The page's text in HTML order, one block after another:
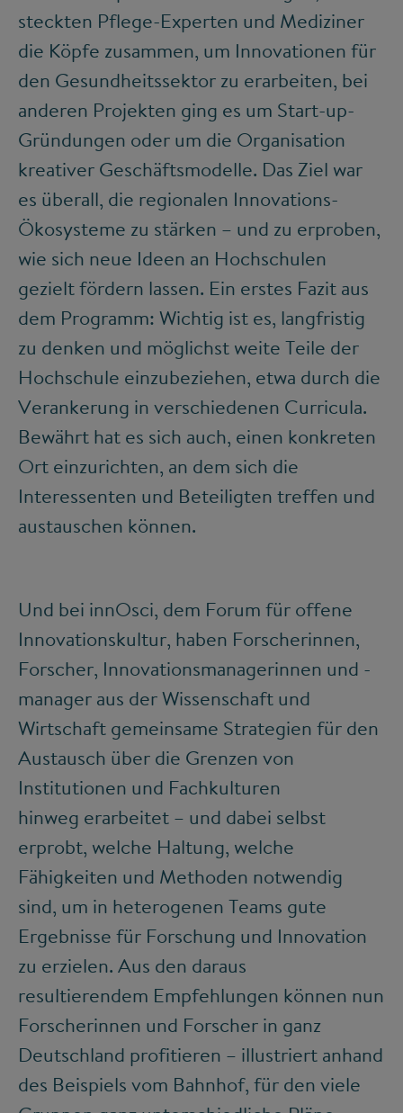
steckten Pflege-Experten und Mediziner
die Köpfe zusammen, um Innovationen für
den Gesundheitssektor zu erarbeiten, bei
anderen Projekten ging es um Start-up-
Gründungen oder um die Organisation
kreativer Geschäftsmodelle. Das Ziel war
es überall, die regionalen Innovations-
Ökosysteme zu stärken – und zu erproben,
wie sich neue Ideen an Hochschulen
gezielt fördern lassen. Ein erstes Fazit aus
dem Programm: Wichtig ist es, langfristig
zu denken und möglichst weite Teile der
Hochschule einzubeziehen, etwa durch die
Verankerung in verschiedenen Curricula.
Bewährt hat es sich auch, einen konkreten
Ort einzurichten, an dem sich die
Interessenten und Beteiligten treffen und
austauschen können.
Und bei innOsci, dem Forum für offene
Innovationskultur, haben Forscherinnen,
Forscher, Innovationsmanagerinnen und -
manager aus der Wissenschaft und
Wirtschaft gemeinsame Strategien für den
Austausch über die Grenzen von
Institutionen und Fachkulturen
hinweg erarbeitet – und dabei selbst
erprobt, welche Haltung, welche
Fähigkeiten und Methoden notwendig
sind, um in heterogenen Teams gute
Ergebnisse für Forschung und Innovation
zu erzielen. Aus den daraus
resultierendem Empfehlungen können nun
Forscherinnen und Forscher in ganz
Deutschland profitieren – illustriert anhand
des Beispiels vom Bahnhof, für den viele